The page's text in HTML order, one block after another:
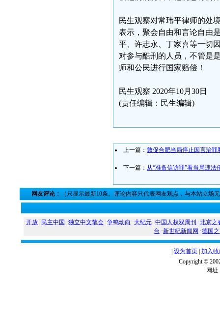
民生观察对常玮平律师的处
表示，聚会自由和言论自由
平、许志永、丁家喜等一切
对参与酷刑的人员，不管是
师和公民进行国家赔偿！
民生观察 2020年10月30日
(责任编辑：民生编辑)
上一篇： 敦促合肥当局停止因言治罪
下一篇： 从“准备信访罪”看当局违法
网友评论： （只显示最新10条。评论内容只代表网友观点，与本站立场
·开放 · 民主中国 ·独立中文笔会 ·争鸣动向 ·大纪元 ·中国人权双周刊 ·北京之
台 ·新世纪新闻网 ·德国
设为首页 加入
Copyright ©
网址